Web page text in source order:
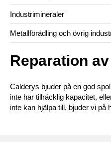
Industrimineraler
Metallförädling och övrig
Reparation
Calderys bjuder på en god
inte har tillräcklig kapacitet,
inte kan hjälpa till, bjuder vi på